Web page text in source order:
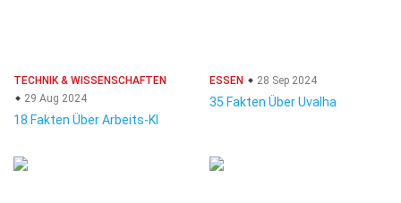
TECHNIK & WISSENSCHAFTEN
29 Aug 2024
18 Fakten Über Arbeits-KI
ESSEN 28 Sep 2024
35 Fakten Über Uvalha